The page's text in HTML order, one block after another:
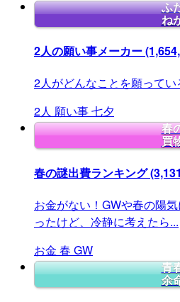
ふ
ね
2人の願い事メーカー
2人がどんなことを願ってい
2人 願い事七夕
春
買
春の謎出費ランキング
お金がない！GWや春の陽
ったけど、冷静に考えたら...
お金 春 GW
青
余